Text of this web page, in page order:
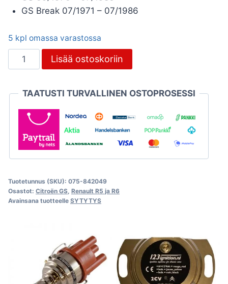
GS Break 07/1971 – 07/1986
5 kpl omassa varastossa
Virranjakakajan
kansi,
GS,
Peugeot
Ford
määrä
Lisää ostoskoriin
TAATUSTI TURVALLINEN OSTOPROSESSI
Tuotetunnus (SKU): 075-842049
Osastot: Citroën GS Renault R5 ja R6
Avainsana tuotteelle SYTYTYS